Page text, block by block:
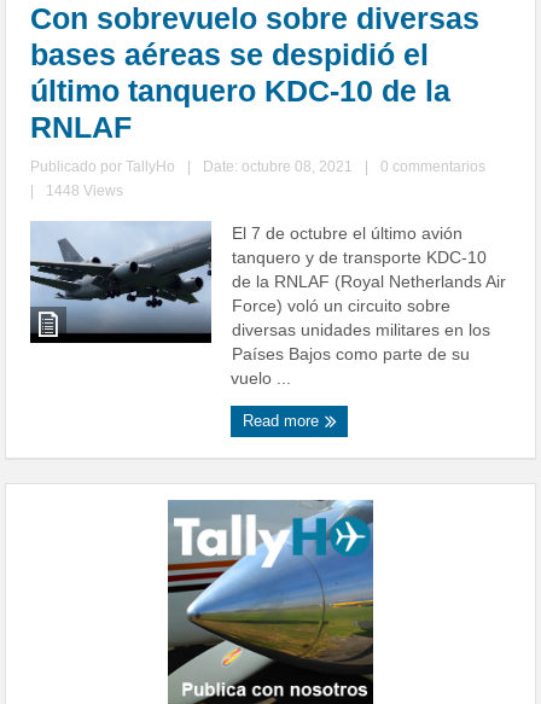
Con sobrevuelo sobre diversas
bases aéreas se despidió el
último tanquero KDC-10 de la
RNLAF
Publicado porTallyHo Date: octubre 08, 2021
0 commentarios
1448 Views
El 7 de octubre el último avión
tanquero y de transporte KDC-10
de la RNLAF (Royal Netherlands Air
Force) voló un circuito sobre
diversas unidades militares en los
Países Bajos como parte de su
vuelo ...
Read more